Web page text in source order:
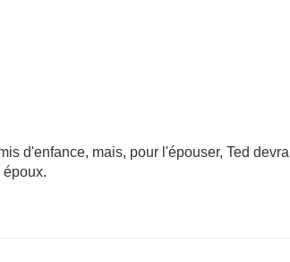
d'enfance, mais, pour l'épouser, Ted devra
époux.